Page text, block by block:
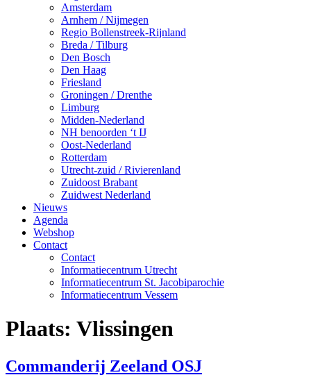
Amsterdam
Arnhem / Nijmegen
Regio Bollenstreek-Rijnland
Breda / Tilburg
Den Bosch
Den Haag
Friesland
Groningen / Drenthe
Limburg
Midden-Nederland
NH benoorden ‘t IJ
Oost-Nederland
Rotterdam
Utrecht-zuid / Rivierenland
Zuidoost Brabant
Zuidwest Nederland
Nieuws
Agenda
Webshop
Contact
Contact
Informatiecentrum Utrecht
Informatiecentrum St. Jacobiparochie
Informatiecentrum Vessem
Plaats: Vlissingen
Commanderij Zeeland OSJ